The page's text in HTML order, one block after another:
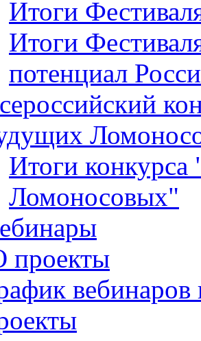
Итоги
Итоги
потенциал
Итоги
Ломоносовых"